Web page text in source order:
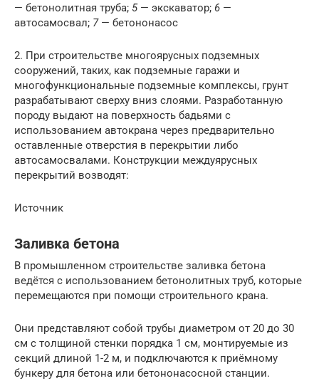
— бетонолитная труба; 5— экскаватор; 6 —
автосамосвал; 7— бетононасос
2. При строительстве многоярусных подземных
сооружений, таких, как подземные гаражи и
многофункциональные подземные комплексы, грунт
разрабатывают сверху вниз слоями. Разработанную
породу выдают на поверхность бадьями с
использованием автокрана через предварительно
оставленные отверстия в перекрытии либо
автосамосвалами. Конструкции междуярусных
перекрытий возводят:
Источник
Заливка бетона
В промышленном строительстве заливка бетона
ведётся с использованием бетонолитных труб, которые
перемещаются при помощи строительного крана.
Они представляют собой трубы диаметром от 20 до 30
см с толщиной стенки порядка 1 см, монтируемые из
секций длиной 1-2 м, и подключаются к приёмному
бункеру для бетона или бетононасосной станции.